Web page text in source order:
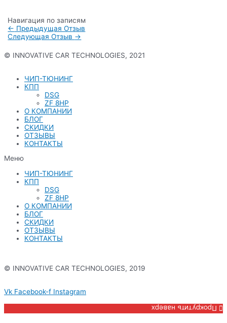
Навигация по записям
← Предыдущая Отзыв
Следующая Отзыв →
© INNOVATIVE CAR TECHNOLOGIES, 2021
ЧИП-ТЮНИНГ
КПП
DSG
ZF 8HP
О КОМПАНИИ
БЛОГ
СКИДКИ
ОТЗЫВЫ
КОНТАКТЫ
Меню
ЧИП-ТЮНИНГ
КПП
DSG
ZF 8HP
О КОМПАНИИ
БЛОГ
СКИДКИ
ОТЗЫВЫ
КОНТАКТЫ
© INNOVATIVE CAR TECHNOLOGIES, 2019
Vk Facebook-f Instagram
Прокрутить наверх